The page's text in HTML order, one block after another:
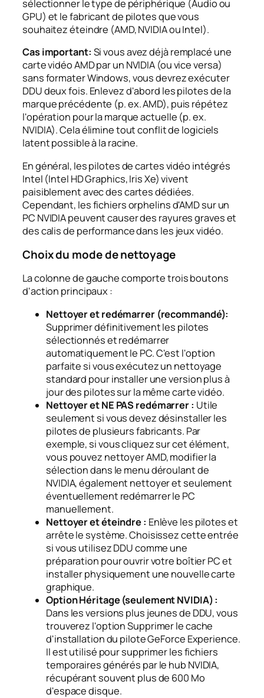
sélectionner le type de périphérique (Audio ou
GPU) et le fabricant de pilotes que vous
souhaitez éteindre (AMD, NVIDIA ou Intel).
Cas important: Si vous avez déjà remplacé une
carte vidéo AMD par un NVIDIA (ou vice versa)
sans formater Windows, vous devrez exécuter
DDU deux fois. Enlevez d'abord les pilotes de la
marque précédente (p. ex. AMD), puis répétez
l'opération pour la marque actuelle (p. ex.
NVIDIA). Cela élimine tout conflit de logiciels
latent possible à la racine.
En général, les pilotes de cartes vidéo intégrés
Intel (Intel HD Graphics, Iris Xe) vivent
paisiblement avec des cartes dédiées.
Cependant, les fichiers orphelins d'AMD sur un
PC NVIDIA peuvent causer des rayures graves et
des calis de performance dans les jeux vidéo.
Choix du mode de nettoyage
La colonne de gauche comporte trois boutons
d'action principaux :
Nettoyer et redémarrer (recommandé):
Supprimer définitivement les pilotes
sélectionnés et redémarrer
automatiquement le PC. C'est l'option
parfaite si vous exécutez un nettoyage
standard pour installer une version plus à
jour des pilotes sur la même carte vidéo.
Nettoyer et NE PAS redémarrer : Utile
seulement si vous devez désinstaller les
pilotes de plusieurs fabricants. Par
exemple, si vous cliquez sur cet élément,
vous pouvez nettoyer AMD, modifier la
sélection dans le menu déroulant de
NVIDIA, également nettoyer et seulement
éventuellement redémarrer le PC
manuellement.
Nettoyer et éteindre : Enlève les pilotes et
arrête le système. Choisissez cette entrée
si vous utilisez DDU comme une
préparation pour ouvrir votre boîtier PC et
installer physiquement une nouvelle carte
graphique.
Option Héritage (seulement NVIDIA) :
Dans les versions plus jeunes de DDU, vous
trouverez l'optionSupprimer le cache
d'installation du pilote GeForce Experience.
Il est utilisé pour supprimer les fichiers
temporaires générés par le hub NVIDIA,
récupérant souvent plus de 600 Mo
d'espace disque.